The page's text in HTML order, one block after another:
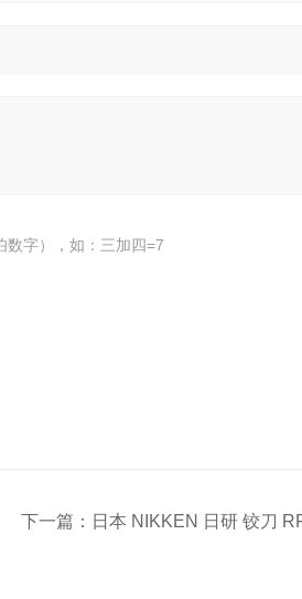
数字），如：三加四=7
下一篇： 日本 NIKKEN 日研 铰刀